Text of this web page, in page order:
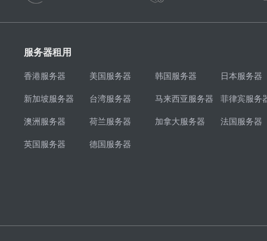
服务器租用
香港服务器 美国服务器 韩国服务器 日本服务器
新加坡服务器 台湾服务器 马来西亚服务器 菲律宾服务
澳洲服务器 荷兰服务器 加拿大服务器 法国服务器
英国服务器 德国服务器